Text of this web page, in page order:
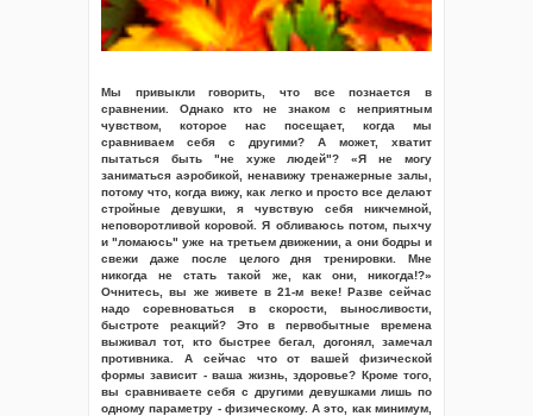
Мы привыкли говорить, что все познается в
сравнении. Однако кто не знаком с неприятным
чувством, которое нас посещает, когда мы
сравниваем себя с другими? А может, хватит
пытаться быть "не хуже людей"? «Я не могу
заниматься аэробикой, ненавижу тренажерные залы,
потому что, когда вижу, как легко и просто все делают
стройные девушки, я чувствую себя никчемной,
неповоротливой коровой. Я обливаюсь потом, пыхчу
и "ломаюсь" уже на третьем движении, а они бодры и
свежи даже после целого дня тренировки. Мне
никогда не стать такой же, как они, никогда!?»
Очнитесь, вы же живете в 21-м веке! Разве сейчас
надо соревноваться в скорости, выносливости,
быстроте реакций? Это в первобытные времена
выживал тот, кто быстрее бегал, догонял, замечал
противника. А сейчас что от вашей физической
формы зависит - ваша жизнь, здоровье? Кроме того,
вы сравниваете себя с другими девушками лишь по
одному параметру - физическому. А это, как минимум,